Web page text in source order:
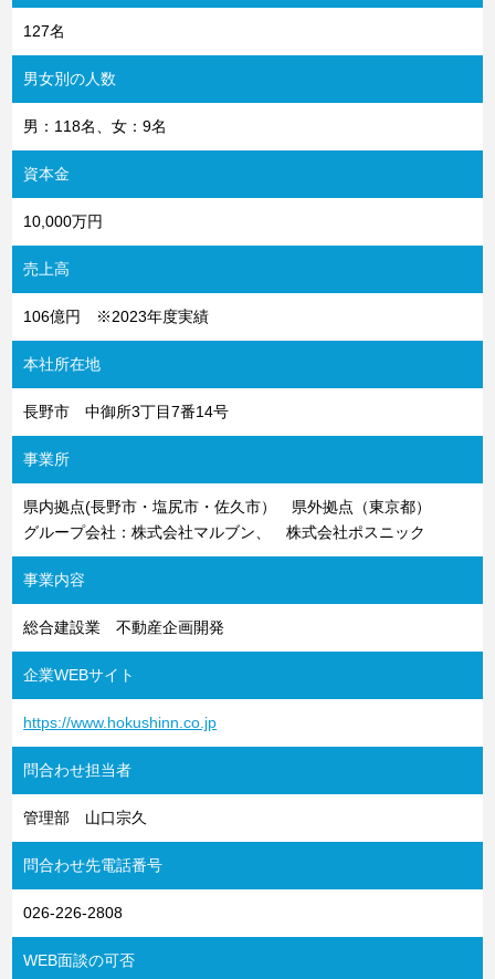
127名
男女別の人数
男：118名、女：9名
資本金
10,000万円
売上高
106億円 ※2023年度実績
本社所在地
長野市 中御所3丁目7番14号
事業所
県内拠点(長野市・塩尻市・佐久市） 県外拠点（東京都）
グループ会社：株式会社マルブン、 株式会社ポスニック
事業内容
総合建設業 不動産企画開発
企業WEBサイト
https://www.hokushinn.co.jp
問合わせ担当者
管理部 山口宗久
問合わせ先電話番号
026-226-2808
WEB面談の可否